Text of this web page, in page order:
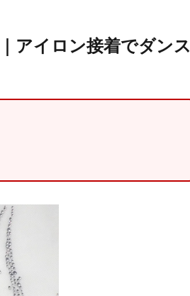
アイロン接着でダンス